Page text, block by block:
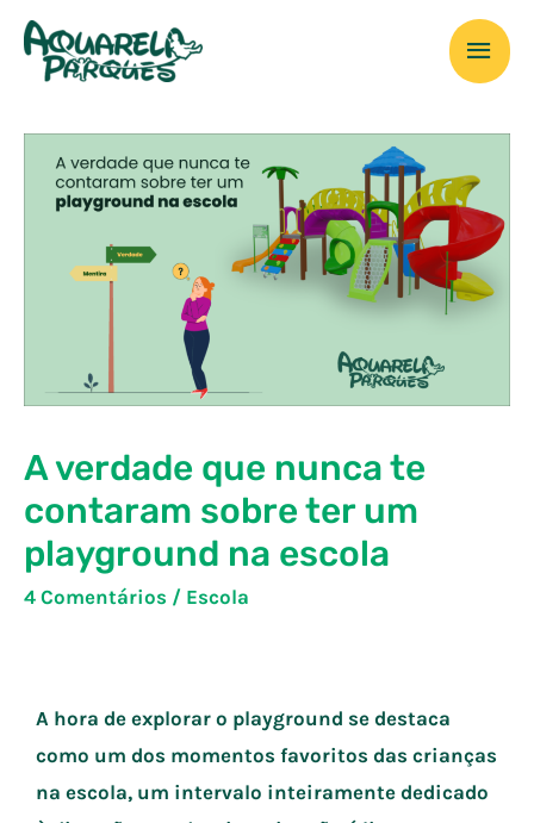
A verdade que nunca te
contaram sobre ter um
playground na escola
4 Comentários / Escola
A hora de explorar o playground se destaca
como um dos momentos favoritos das crianças
na escola, um intervalo inteiramente dedicado